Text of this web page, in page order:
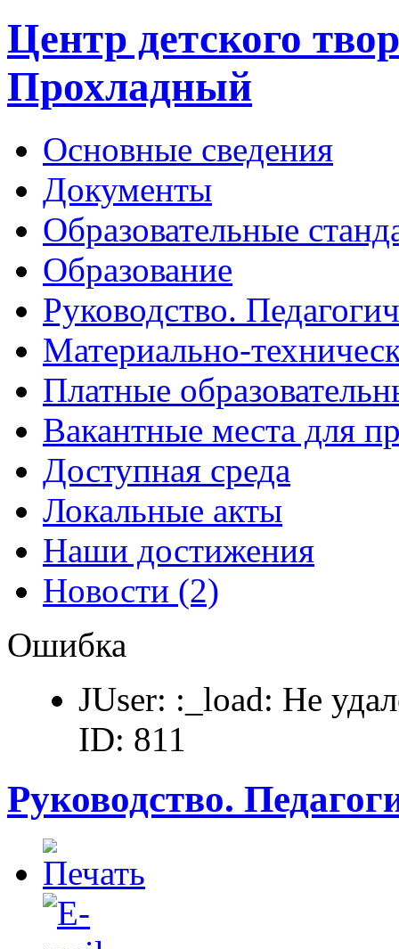
Центр детского
Прохладный
Основные сведения
Документы
Образовательные
Образование
Руководство.
Материально-
Платные
Вакантные места для
Доступная среда
Локальные акты
Наши достижения
Новости (2)
Ошибка
JUser: :_load: Не
ID: 811
Руководство.